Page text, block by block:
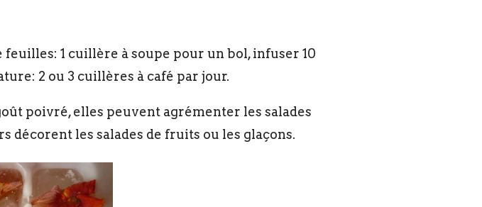
1 cuillère à soupe pour un bol, infuser 10
2 ou 3 cuillères à café par jour.
poivré, elles peuvent agrémenter les salades
décorent les salades de fruits ou les glaçons.